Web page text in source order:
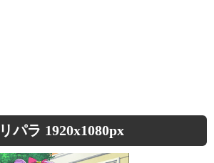
パラ 1920x1080px